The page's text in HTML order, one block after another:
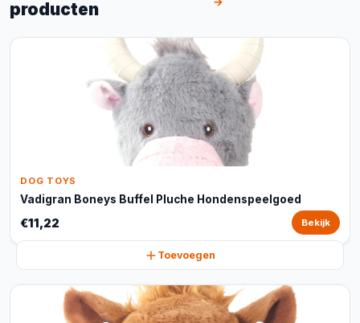
producten
DOG TOYS
Vadigran Boneys Buffel Pluche Hondenspeelgoed
€11,22 Bekijk
Toevoegen